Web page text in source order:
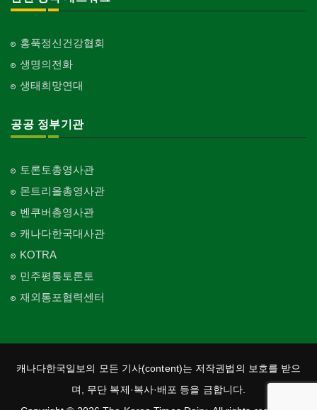
홍푹정신건강협회
생명의전화
생태희망연대
공공 정부기관
토론토총영사관
몬트리올총영사관
벤쿠버총영사관
캐나다한국대사관
KOTRA
민주평통토론토
재외통포협력센터
캐나다한국일보의 모든 기사(content)는 저작권법의 보호를 받으
며, 무단 복제·복사·배포 등을 금합니다.